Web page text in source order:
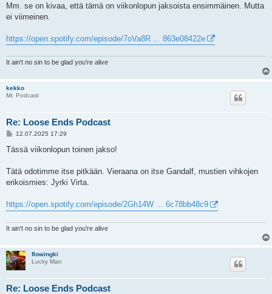
t
Mm. se on kivaa, että tämä on viikonlopun jaksoista ensimmäinen. Mutta
ei viimeinen.
https://open.spotify.com/episode/7oVa8R ... 863e08422e
It ain't no sin to be glad you're alive
kekko
Mr. Podcast
Re: Loose Ends Podcast
V
e
i
12.07.2025 17:29
Tässä viikonlopun toinen jakso!
Tätä odotimme itse pitkään. Vieraana on itse Gandalf, mustien vihkojen
erikoismies: Jyrki Virta.
https://open.spotify.com/episode/2Gh14W ... 6c78bb48c9
It ain't no sin to be glad you're alive
flowingki
Lucky Man
Re: Loose Ends Podcast